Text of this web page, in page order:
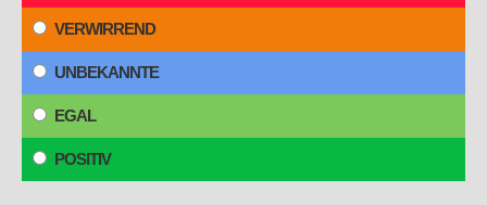
VERWIRREND
UNBEKANNTE
EGAL
POSITIV